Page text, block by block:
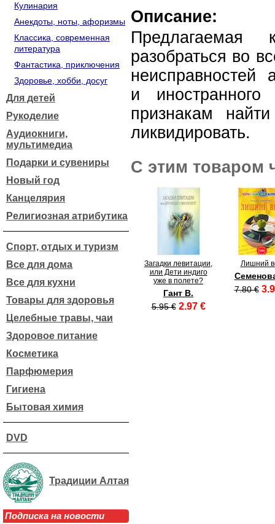
Кулинария
Анекдоты, ноты, афоризмы
Классика, современная
литература
Фантастика, приключения
Здоровье, хобби, досуг
Для детей
Рукоделие
Аудиокниги,
мультимедиа
Подарки и сувениры
Новый год
Канцелярия
Религиозная атрибутика
Спорт, отдых и туризм
Все для дома
Все для кухни
Товары для здоровья
Целебные травы, чаи
Здоровое питание
Косметика
Парфюмерия
Гигиена
Бытовая химия
DVD
Традиции Алтая
Подписка на новости
Описание:
Предлагаемая
разобраться во
неисправностей
и
признакам
ликвидировать.
С этим товаром
Загадки левитации,
или Дети индиго
уже в полете?
Гант В.
5.95 € 2.97 €
Лишний
7.80 €